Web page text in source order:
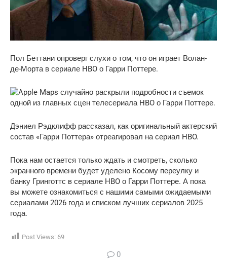
Пол Беттани опроверг слухи о том, что он играет Волан-
де-Морта в сериале HBO о Гарри Поттере.
Дэниел Рэдклифф рассказал, как оригинальный актерский
состав «Гарри Поттера» отреагировал на сериал HBO.
Пока нам остается только ждать и смотреть, сколько
экранного времени будет уделено Косому переулку и
банку Гринготтс в сериале HBO о Гарри Поттере. А пока
вы можете ознакомиться с нашими самыми ожидаемыми
сериалами 2026 года и списком лучших сериалов 2025
года.
Post Views: 69
0